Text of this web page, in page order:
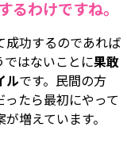
るわけですね。
成功するのであれば
はないことに果敢
ルです。民間の方
たら最初にやって
増えています。